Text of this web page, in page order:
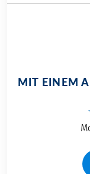
Salzburg.
MIT EINEM